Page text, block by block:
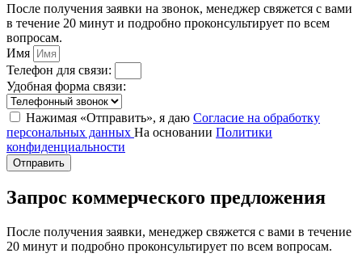
После получения заявки на звонок, менеджер свяжется с вами
в течение 20 минут и подробно проконсультирует по всем
вопросам.
Имя
Телефон для связи:
Удобная форма связи:
Нажимая «Отправить», я даю Согласие на обработку
персональных данных На основании Политики
конфиденциальности
Отправить
Запрос коммерческого предложения
После получения заявки, менеджер свяжется с вами в течение
20 минут и подробно проконсультирует по всем вопросам.